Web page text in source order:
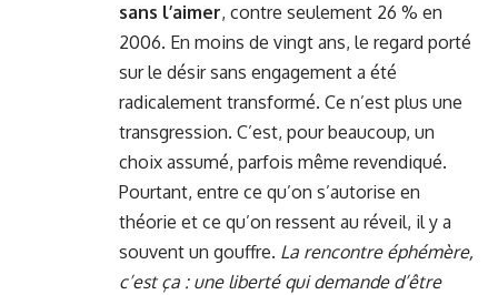
sans l’aimer, contre seulement 26 % en
2006. En moins de vingt ans, le regard porté
sur le désir sans engagement a été
radicalement transformé. Ce n’est plus une
transgression. C’est, pour beaucoup, un
choix assumé, parfois même revendiqué.
Pourtant, entre ce qu’on s’autorise en
théorie et ce qu’on ressent au réveil, il y a
souvent un gouffre. La rencontre éphémère,
c’est ça : une liberté qui demande d’être